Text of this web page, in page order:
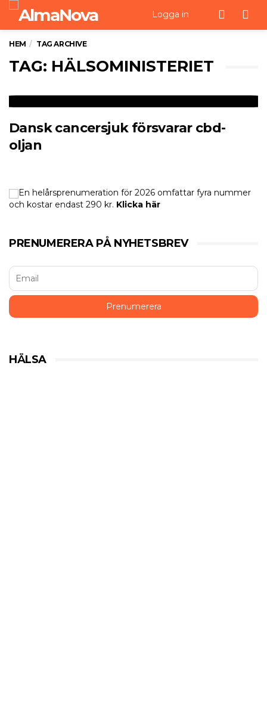
Logga in
HEM TAG ARCHIVE
TAG: HÄLSOMINISTERIET
Dansk cancersjuk försvarar cbd-
oljan
En helårsprenumeration för 2026 omfattar fyra nummer
och kostar endast 290 kr. Klicka här
PRENUMERERA PÅ NYHETSBREV
HÄLSA